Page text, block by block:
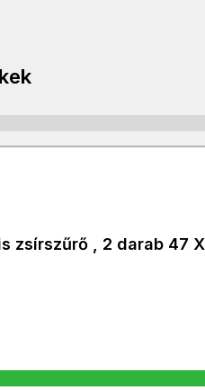
zsírszűrő , 2 darab 47